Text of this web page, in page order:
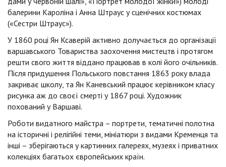
балерини Кароліна і Анна Штраус у сценічних костюмах
(«Сестри Штраус»).
У 1860 році Ян Ксаверій активно долучається до організації
варшавського Товариства заохочення мистецтв і протягом
решти свого життя віддано працював в колі його очільників.
Після придушення Польського повстання 1863 року влада
закриває школу, та Ян Каневський працює керівником класу
рисунка аж до своєї смерті у 1867 році. Художник
похований у Варшаві.
Роботи видатного майстра – портрети, тематичні полотна
на історичні і релігійні теми, мініатюри з видами Кременця та
інші – зберігаються у картинних галереях, музеях і приватних
колекціях багатьох європейських країн.